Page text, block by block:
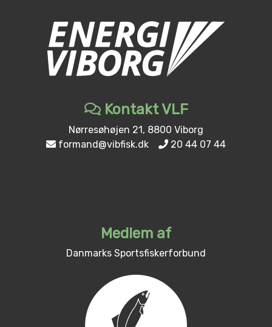
Kontakt VLF
Nørresøhøjen 21, 8800 Viborg
formand@vibfisk.dk
20 44 07 44
Medlem af
Danmarks Sportsfiskerforbund